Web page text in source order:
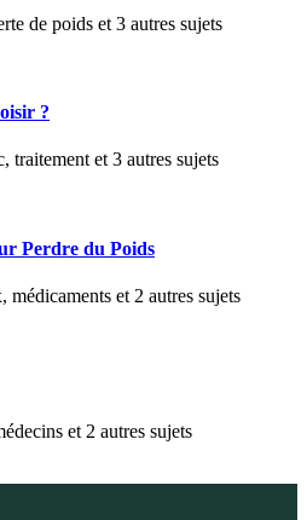
de poids et 3 autres sujets
?
traitement et 3 autres sujets
Perdre du Poids
et 2 autres sujets
et 2 autres sujets